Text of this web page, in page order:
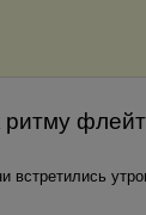
встретились